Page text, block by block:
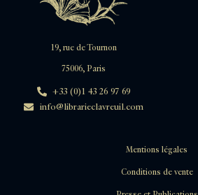
19, rue de Tournon
75006, Paris
+33 (0)1 43 26 97 69
info@librarieclavreuil.com
Mentions légales
Conditions de vente